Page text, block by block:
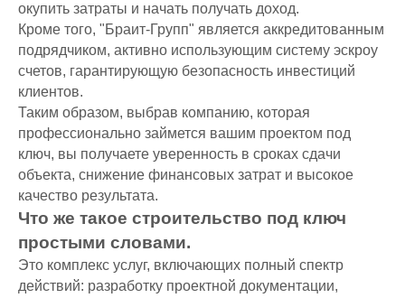
окупить затраты и начать получать доход.
Кроме того, "Браит-Групп" является аккредитованным
подрядчиком, активно использующим систему эскроу
счетов, гарантирующую безопасность инвестиций
клиентов.
Таким образом, выбрав компанию, которая
профессионально займется вашим проектом под
ключ, вы получаете уверенность в сроках сдачи
объекта, снижение финансовых затрат и высокое
качество результата.
Что же такое строительство под ключ
простыми словами.
Это комплекс услуг, включающих полный спектр
действий: разработку проектной документации,